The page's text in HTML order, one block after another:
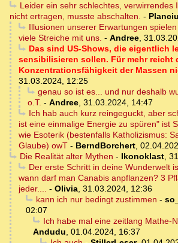
Leider ein sehr schlechtes, verwirrendes
nicht ertragen, musste abschalten. -
Illusionen unserer Erwartungen
viele Streiche mit uns. - Andree,
Das sind US-Shows, die eigentlich
sensibilisieren sollen. Für mehr reicht
Konzentrationsfähigkeit der Massen
31.03.2024, 12:25
genau so ist es... und nur deshalb
o.T. - Andree, 31.03.2024, 14:47
Ich hab auch kurz reingeguckt, aber
ist eine einmalige Energie zu spüren" ist
wie Esoterik (bestenfalls Katholizismus:
Glaube) owT - BerndBorchert,
Die Realität alter Mythen - Ikonoklast,
Der erste Schritt in deine Wunderwelt
wann darf man Canabis anpflanzen? 3
jeder.... - Olivia, 31.03.2024, 12:36
kann ich nur bedingt zustimmen -
02:07
Ich habe mal eine zeitlang Mathe-
Andudu, 01.04.2024, 16:37